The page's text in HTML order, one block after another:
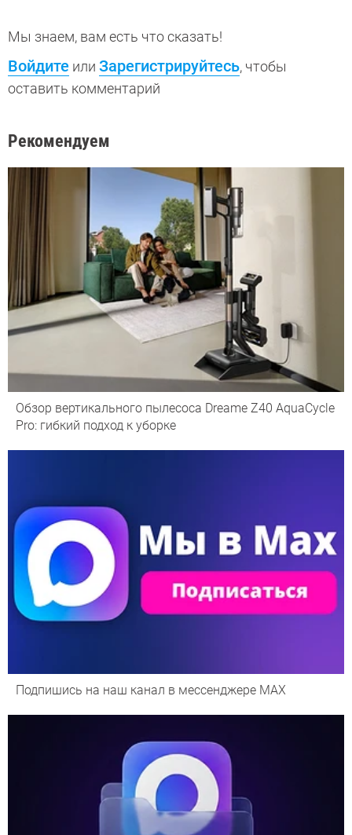
Мы знаем, вам есть что сказать!
Войдите или Зарегистрируйтесь, чтобы
оставить комментарий
Рекомендуем
Обзор вертикального пылесоса Dreame Z40 AquaCycle
Pro: гибкий подход к уборке
Подпишись на наш канал в мессенджере МАХ